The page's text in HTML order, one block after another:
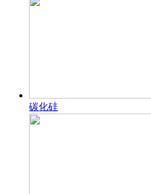
碳化硅